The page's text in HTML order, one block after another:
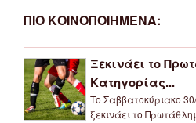
ΠΙΟ ΚΟΙΝΟΠΟΙΗΜΕΝΑ:
Ξεκινάει το
Κατηγορίας...
Το Σαββατοκύριακο
ξεκινάει το